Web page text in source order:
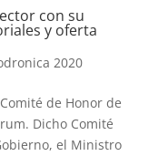
con su
y oferta
2020
de Honor de
Dicho Comité
el Ministro